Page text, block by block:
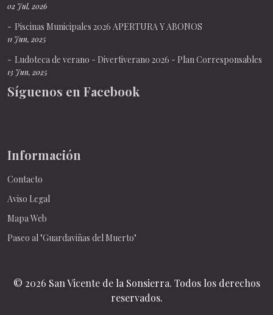
02 Jul, 2026
Piscinas Municipales 2026 APERTURA Y ABONOS
11 Jun, 2025
Ludoteca de verano - Divertiverano 2026 - Plan Corresponsables
13 Jun, 2025
Síguenos en Facebook
Información
Contacto
Aviso Legal
Mapa Web
Paseo al "Guardaviñas del Muerto"
© 2026 San Vicente de la Sonsierra. Todos los derechos
reservados.